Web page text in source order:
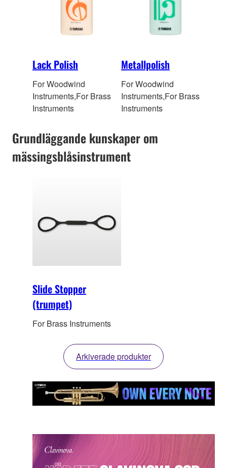
Lack Polish
For Woodwind
Instruments,For Brass
Instruments
Metallpolish
For Woodwind
Instruments,For Brass
Instruments
Grundläggande kunskaper om
mässingsblåsinstrument
Slide Stopper
(trumpet)
For Brass Instruments
Arkiverade produkter